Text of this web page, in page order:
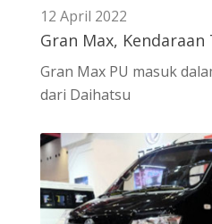
12 April 2022
Gran Max,
Gran Max PU masuk
dari Daihatsu